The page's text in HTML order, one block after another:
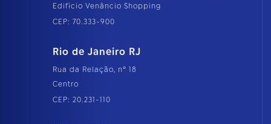
Edifício Venâncio Shopping
CEP: 70.333-900
Rio de Janeiro RJ
Rua da Relação, nº 18
Centro
CEP: 20.231-110